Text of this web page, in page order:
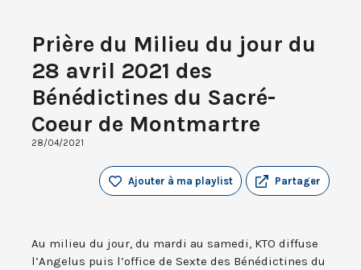
Prière du Milieu du jour du
28 avril 2021 des
Bénédictines du Sacré-
Coeur de Montmartre
28/04/2021
Partager
Ajouter à ma playlist
Au milieu du jour, du mardi au samedi, KTO diffuse
l’Angelus puis l’office de Sexte des Bénédictines du